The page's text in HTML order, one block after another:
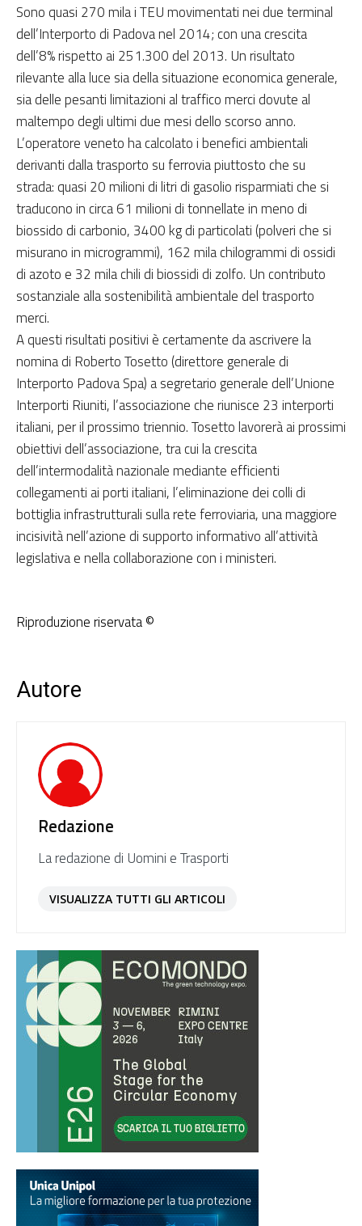
Sono quasi 270 mila i TEU movimentati nei due terminal
dell’Interporto di Padova nel 2014; con una crescita
dell’8% rispetto ai 251.300 del 2013. Un risultato
rilevante alla luce sia della situazione economica generale,
sia delle pesanti limitazioni al traffico merci dovute al
maltempo degli ultimi due mesi dello scorso anno.
L’operatore veneto ha calcolato i benefici ambientali
derivanti dalla trasporto su ferrovia piuttosto che su
strada: quasi 20 milioni di litri di gasolio risparmiati che si
traducono in circa 61 milioni di tonnellate in meno di
biossido di carbonio, 3400 kg di particolati (polveri che si
misurano in microgrammi), 162 mila chilogrammi di ossidi
di azoto e 32 mila chili di biossidi di zolfo. Un contributo
sostanziale alla sostenibilità ambientale del trasporto
merci.
A questi risultati positivi è certamente da ascrivere la
nomina di Roberto Tosetto (direttore generale di
Interporto Padova Spa) a segretario generale dell’Unione
Interporti Riuniti, l’associazione che riunisce 23 interporti
italiani, per il prossimo triennio. Tosetto lavorerà ai prossimi
obiettivi dell’associazione, tra cui la crescita
dell’intermodalità nazionale mediante efficienti
collegamenti ai porti italiani, l’eliminazione dei colli di
bottiglia infrastrutturali sulla rete ferroviaria, una maggiore
incisività nell’azione di supporto informativo all’attività
legislativa e nella collaborazione con i ministeri.
Riproduzione riservata ©
Autore
Redazione
La redazione di Uomini e Trasporti
VISUALIZZA TUTTI GLI ARTICOLI